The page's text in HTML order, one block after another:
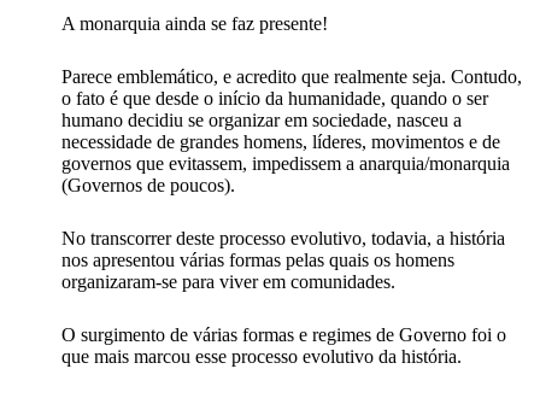
A monarquia ainda se faz presente!
Parece emblemático, e acredito que realmente seja. Contudo,
o fato é que desde o início da humanidade, quando o ser
humano decidiu se organizar em sociedade, nasceu a
necessidade de grandes homens, líderes, movimentos e de
governos que evitassem, impedissem a anarquia/monarquia
(Governos de poucos).
No transcorrer deste processo evolutivo, todavia, a história
nos apresentou várias formas pelas quais os homens
organizaram-se para viver em comunidades.
O surgimento de várias formas e regimes de Governo foi o
que mais marcou esse processo evolutivo da história.